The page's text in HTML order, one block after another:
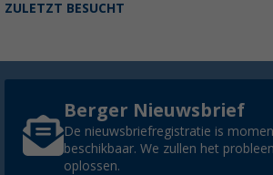
ZULETZT BESUCHT
Berger Nieuwsbrief
De nieuwsbriefregistratie is
beschikbaar. We zullen het
oplossen.